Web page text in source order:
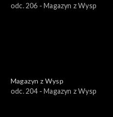
odc. 206 - Magazyn z Wysp
Magazyn z Wysp
odc. 204 - Magazyn z Wysp